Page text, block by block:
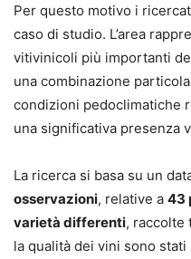
Per questo motivo i
caso di studio. L’area
vitivinicoli più importanti
una combinazione
condizioni pedoclimatiche
una significativa presenza
La ricerca si basa su un
osservazioni, relative a 43
varietà differenti, raccolte
la qualità dei vini sono